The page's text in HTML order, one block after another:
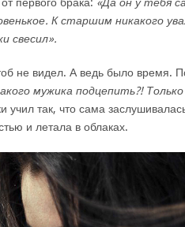
К старшим никакого
свесил».
не видел. А ведь было время.
мужика подцепить?!
учил так, что сама
и летала в облаках.